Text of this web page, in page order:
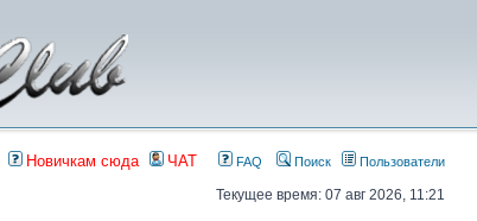
Новичкам сюда ЧАТ FAQ Поиск Пользователи
Текущее время: 07 авг 2026, 11:21